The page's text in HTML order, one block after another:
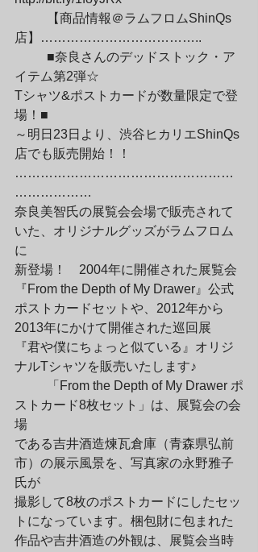
店】………………………………..
イテム第2弾☆
Tシャツ&ポストカードが数量限定で登
場！■
～明日23日より、渋谷ヒカリエShinQs
店でも販売開始！！
……………………………………………
………………
奈良美智氏の展覧会会場で販売されて
いた、オリジナルグッズがラムフロム
に
新登場！　2004年に開催された展覧会
『From the Depth of My Drawer』公式
ポストカードセットや、2012年から
2013年にかけて開催された巡回展
『君や僕にちょっと似ている』オリジ
ナルTシャツを販売いたします♪
ストカード8枚セット」は、展覧会の会
場
である吉井酒造煉瓦倉庫（青森県弘前
市）の展示風景を、写真家の永野雅子
氏が
撮影して8枚のポストカードにしたセッ
トになっています。梱包財に包まれた
作品や吉井酒造の外観は、展覧会当時